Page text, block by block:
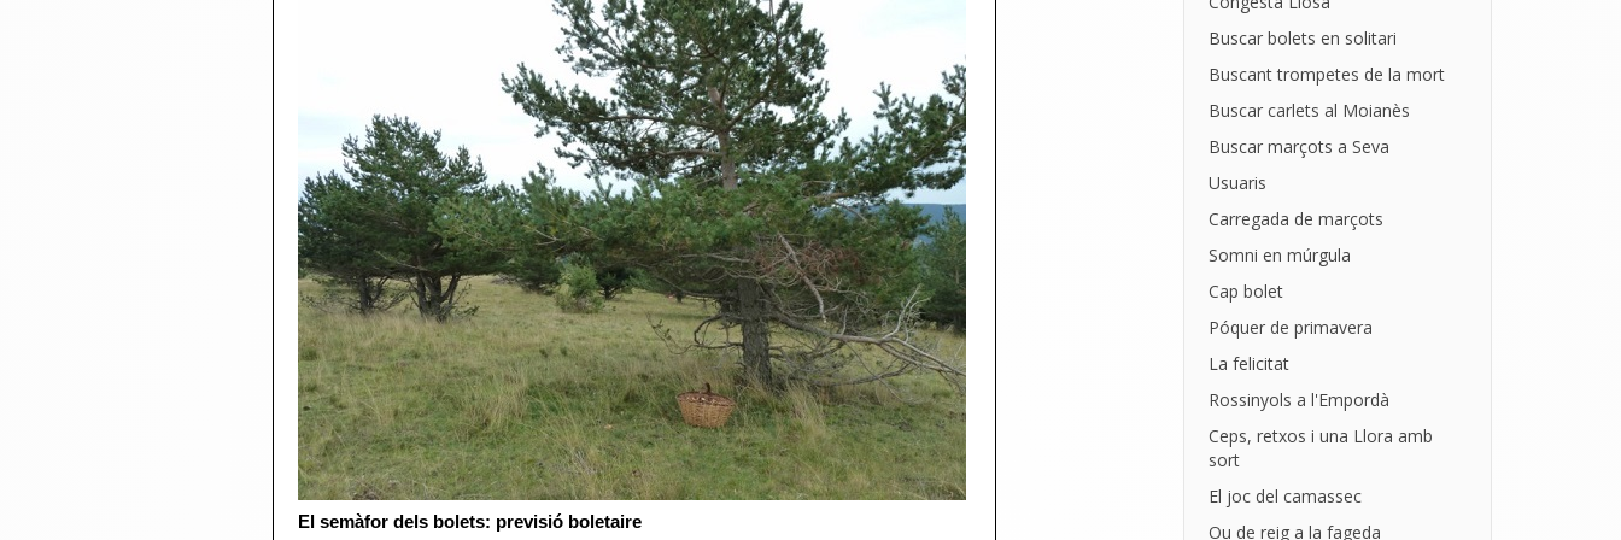
El semàfor dels bolets: previsió boletaire
Buscar bolets en solitari
Buscant trompetes de la mort
Buscar carlets al Moianès
Buscar marçots a Seva
Usuaris
Carregada de marçots
Somni en múrgula
Cap bolet
Póquer de primavera
La felicitat
Rossinyols a l'Empordà
Ceps, retxos i una Llora amb
sort
El joc del camassec
Ou de reig a la fageda